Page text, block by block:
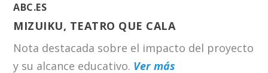
ABC.ES
MIZUIKU, TEATRO QUE CALA
Nota destacada sobre el impacto del proyecto
y su alcance educativo. Ver más